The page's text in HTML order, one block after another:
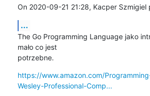
On 2020-09-21 21:28, Kacper Szmigiel
...
The Go Programming Language jako
mało co jest
potrzebne.
https://www.amazon.com/
Wesley-Professional-Comp...